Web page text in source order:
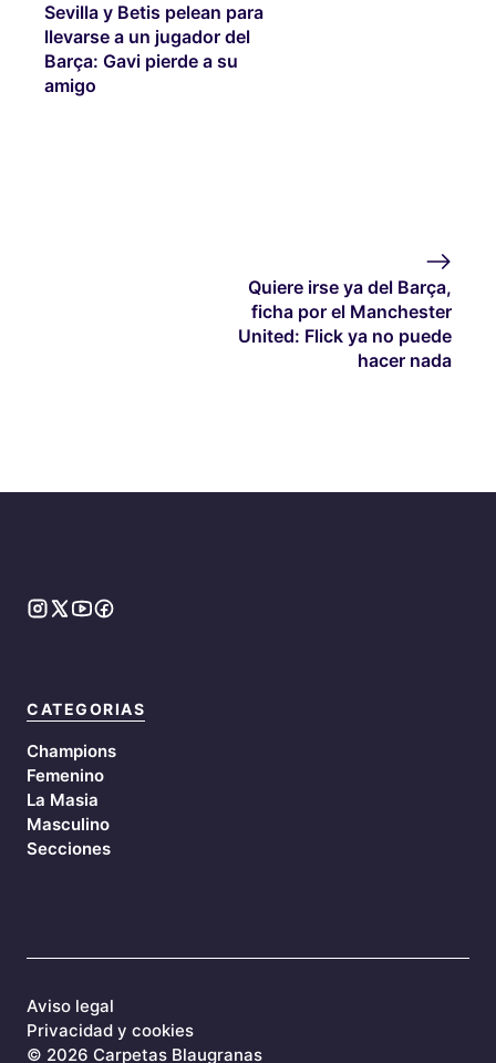
Sevilla y Betis pelean para
llevarse a un jugador del
Barça: Gavi pierde a su
amigo
Quiere irse ya del Barça,
ficha por el Manchester
United: Flick ya no puede
hacer nada
CATEGORIAS
Champions
Femenino
La Masia
Masculino
Secciones
© 2026 Carpetas Blaugranas
Aviso legal
Privacidad y cookies